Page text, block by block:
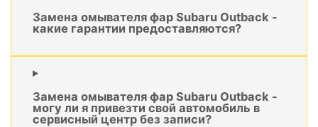
Замена омывателя фар Subaru Outback -
какие гарантии предоставляются?
Замена омывателя фар Subaru Outback -
могу ли я привезти свой автомобиль в
сервисный центр без записи?